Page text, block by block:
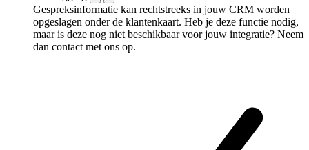
Gespreksinformatie kan rechtstreeks in jouw CRM worden
opgeslagen onder de klantenkaart. Heb je deze functie nodig,
maar is deze nog niet beschikbaar voor jouw integratie? Neem
dan contact met ons op.